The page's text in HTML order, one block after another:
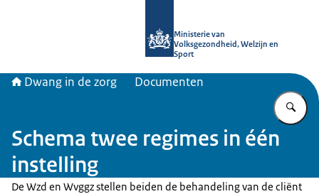
Ministerie van
Volksgezondheid, Welzijn en
Sport
Dwang in de zorg Documenten
Schema twee regimes in één
instelling
De Wzd en Wvggz stellen beiden de behandeling van de cliënt